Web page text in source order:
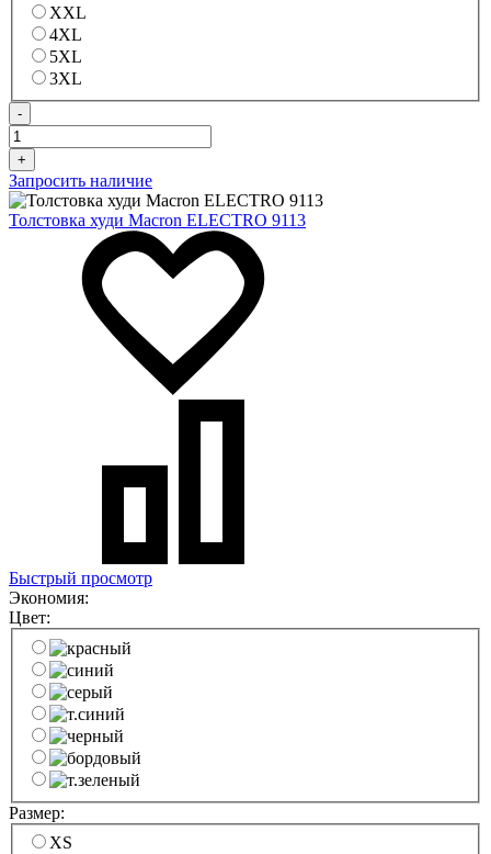
XXL
4XL
5XL
3XL
-
+
Запросить наличие
Толстовка худи Macron ELECTRO 9113
Быстрый просмотр
Экономия:
Цвет:
Размер:
XS